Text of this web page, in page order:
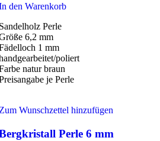
den Warenkorb
Perle
6,2 mm
1 mm
poliert
natur braun
je Perle
Wunschzettel hinzufügen
Perle 6 mm